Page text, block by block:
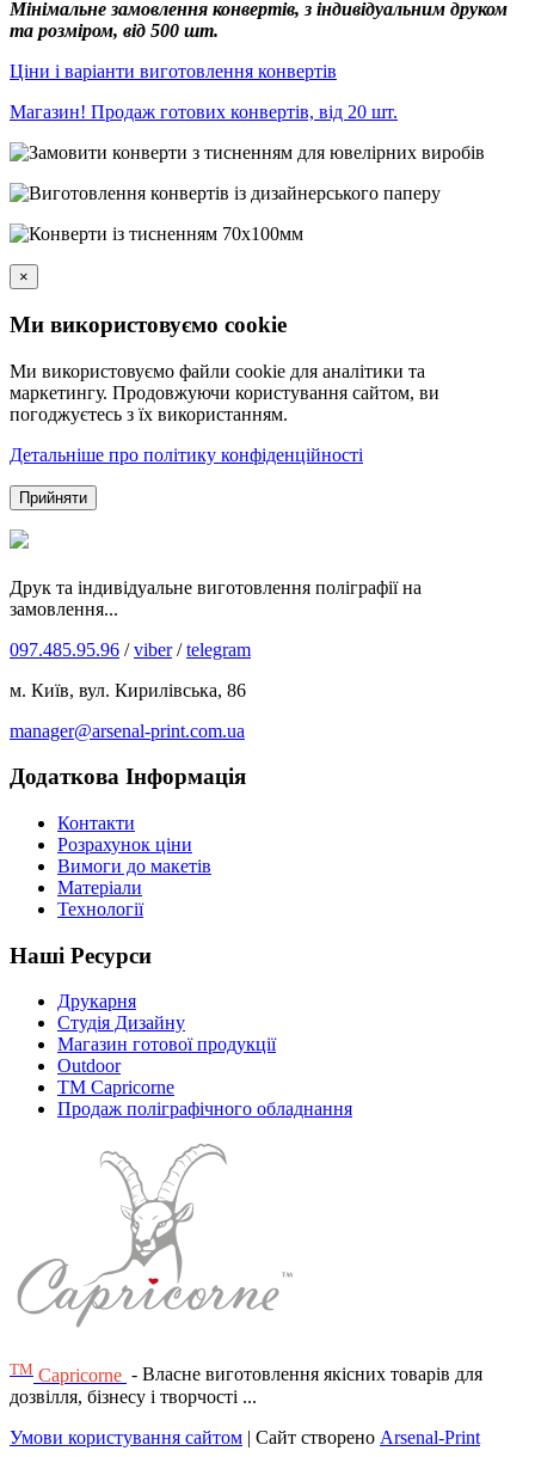
Мінімальне замовлення конвертів, з індивідуальним друком
та розміром, від 500 шт.
Ціни і варіанти виготовлення конвертів
Магазин! Продаж готових конвертів, від 20 шт.
×
Ми використовуємо cookie
Ми використовуємо файли cookie для аналітики та
маркетингу. Продовжуючи користування сайтом, ви
погоджуєтесь з їх використанням.
Детальніше про політику конфіденційності
Прийняти
Друк та індивідуальне виготовлення поліграфії на
замовлення...
097.485.95.96 /viber/telegram
м. Київ, вул. Кирилівська, 86
manager@arsenal-print.com.ua
Додаткова Інформація
Контакти
Розрахунок ціни
Вимоги до макетів
Матеріали
Технології
Наші Ресурси
Друкарня
Студія Дизайну
Магазин готової продукції
Outdoor
TM Capricorne
Продаж поліграфічного обладнання
ТМ Capricorne - Власне виготовлення якісних товарів для
дозвілля, бізнесу і творчості ...
Умови користування сайтом | Сайт створено Arsenal-Print